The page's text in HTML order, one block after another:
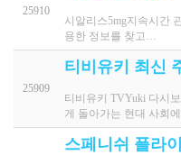
25910
시알리스5mg지속시간
용한 정보를 찾고…
25909
티비유키 최신
티비유키 TVYuki 다시
게 돌아가는 현대 사회
스페니쉬 플라